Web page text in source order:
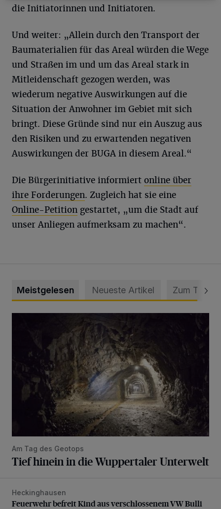
die Initiatorinnen und Initiatoren.
Und weiter: „Allein durch den Transport der
Baumaterialien für das Areal würden die Wege
und Straßen im und um das Areal stark in
Mitleidenschaft gezogen werden, was
wiederum negative Auswirkungen auf die
Situation der Anwohner im Gebiet mit sich
bringt. Diese Gründe sind nur ein Auszug aus
den Risiken und zu erwartenden negativen
Auswirkungen der BUGA in diesem Areal.“
Die Bürgerinitiative informiert online über
ihre Forderungen. Zugleich hat sie eine
Online-Petition gestartet, „um die Stadt auf
unser Anliegen aufmerksam zu machen“.
Meistgelesen Neueste Artikel Zum Thema
Am Tag des Geotops
Tief hinein in die Wuppertaler Unterwelt
Feuerwehr befreit Kind aus verschlossenem VW Bulli
Heckinghausen
Feuerwehr befreit Kind aus verschlossenem VW Bulli